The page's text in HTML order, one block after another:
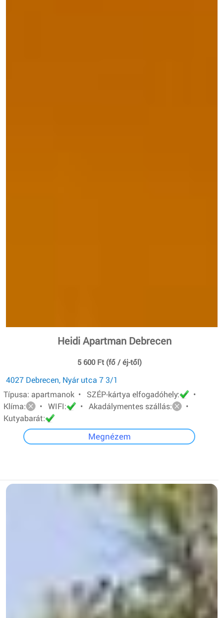
Heidi Apartman Debrecen
5 600 Ft (fő / éj-től)
4027 Debrecen, Nyár utca 7 3/1
Típusa: apartmanok • SZÉP-kártya elfogadóhely:
•
Klíma:
• WIFI: • Akadálymentes szállás:
•
Kutyabarát:
Megnézem